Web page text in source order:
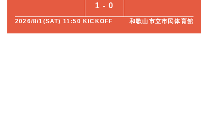
1 - 0
2026/8/1(SAT) 11:50 KICKOFF 和歌山市立市民体育館